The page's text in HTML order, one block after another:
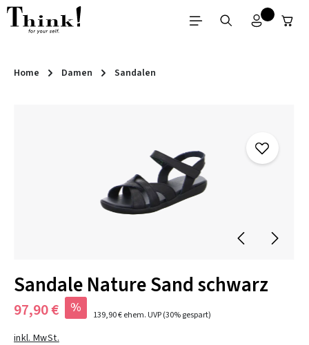
Zum Hauptinhalt springen
Home Damen Sandalen
Sandale Nature Sand schwarz
97,90 € % 139,90 €ehem. UVP(30% gespart)
inkl. MwSt.